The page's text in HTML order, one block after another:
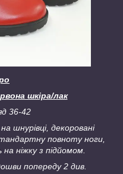
шкіра/лак
36-42
шнурівці, декоровані
повноту ноги,
на ніжку з підйомом.
попереду 2 див.